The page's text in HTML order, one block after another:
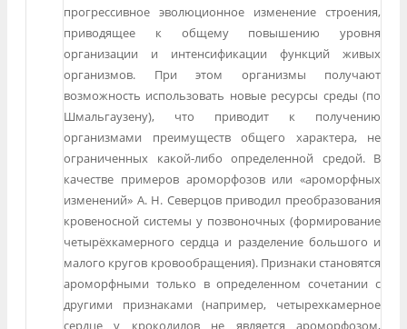
прогрессивное эволюционное изменение строения,
приводящее к общему повышению уровня
организации и интенсификации функций живых
организмов. При этом организмы получают
возможность использовать новые ресурсы среды (по
Шмальгаузену), что приводит к получению
организмами преимуществ общего характера, не
ограниченных какой-либо определенной средой. В
качестве примеров ароморфозов или «ароморфных
изменений» А. Н. Северцов приводил преобразования
кровеносной системы у позвоночных (формирование
четырёхкамерного сердца и разделение большого и
малого кругов кровообращения). Признаки становятся
ароморфными только в определенном сочетании с
другими признаками (например, четырехкамерное
сердце у крокодилов не является ароморфозом,